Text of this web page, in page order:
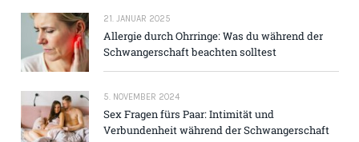
21. JANUAR 2025
Allergie durch Ohrringe: Was du während der
Schwangerschaft beachten solltest
5. NOVEMBER 2024
Sex Fragen fürs Paar: Intimität und
Verbundenheit während der Schwangerschaft